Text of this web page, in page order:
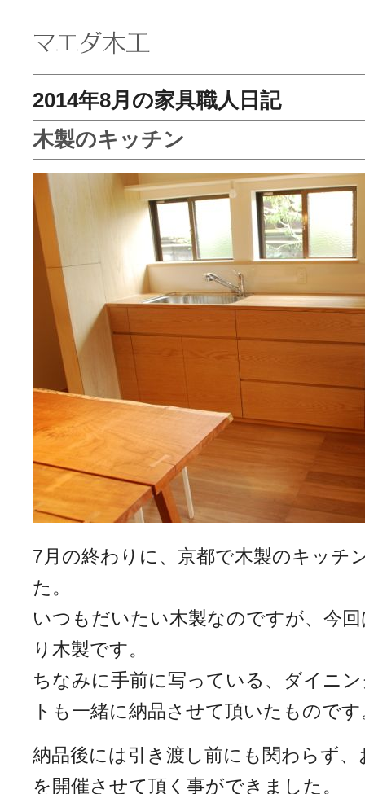
2014年8月の家具職人日記
木製のキッチン
7月の終わりに、京都で木製のキッチ
た。
いつもだいたい木製なのですが、今
り木製です。
ちなみに手前に写っている、ダイニ
トも一緒に納品させて頂いたものです
納品後には引き渡し前にも関わらず
を開催させて頂く事ができました。